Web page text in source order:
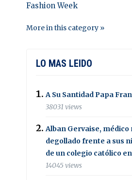
Fashion Week
More in this category »
LO MAS LEIDO
A Su Santidad Papa
38031 views
Alban Gervaise,
degollado frente a sus
de un colegio católico
14045 views